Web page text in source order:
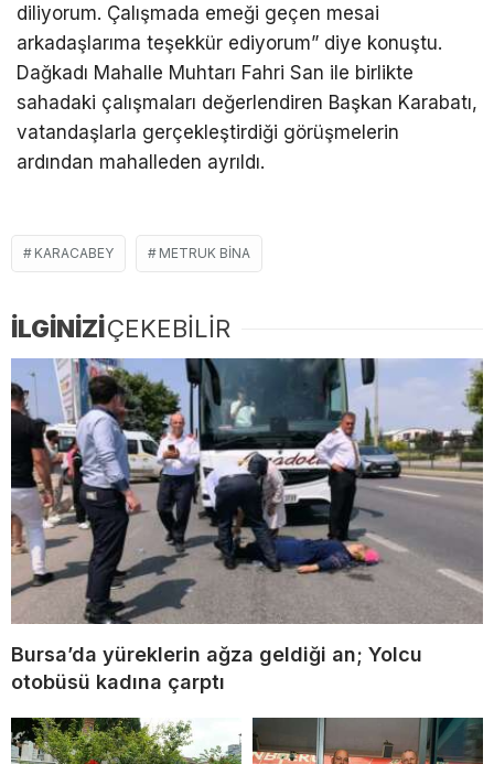
diliyorum. Çalışmada emeği geçen mesai
arkadaşlarıma teşekkür ediyorum” diye konuştu.
Dağkadı Mahalle Muhtarı Fahri San ile birlikte
sahadaki çalışmaları değerlendiren Başkan Karabatı,
vatandaşlarla gerçekleştirdiği görüşmelerin
ardından mahalleden ayrıldı.
KARACABEY METRUK BINA
İLGİNİZİÇEKEBİLİR
Bursa’da yüreklerin ağza geldiği an; Yolcu
otobüsü kadına çarptı